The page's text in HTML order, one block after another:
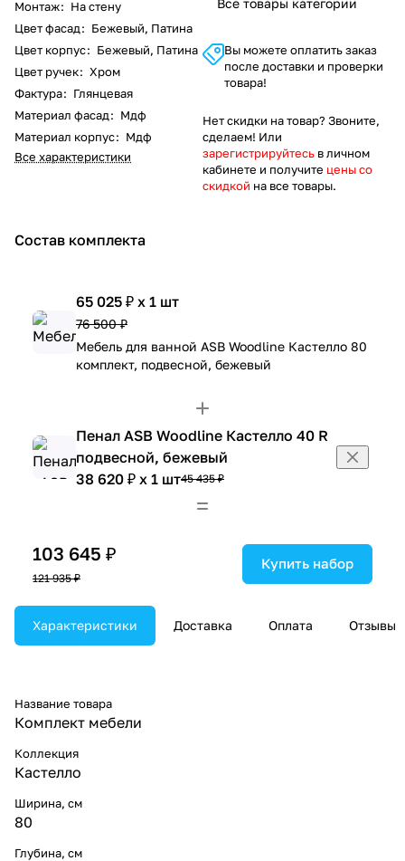
Монтаж: На стену
Цвет фасад: Бежевый, Патина
Цвет корпус: Бежевый, Патина
Цвет ручек: Хром
Фактура: Глянцевая
Материал фасад: Мдф
Материал корпус: Мдф
Все характеристики
Вы можете оплатить заказ
после доставки и проверки
товара!
Нет скидки на товар? Звоните,
сделаем! Или
зарегистрируйтесь в личном
кабинете и получите цены со
скидкой на все товары.
Состав комплекта
65 025 ₽ x 1 шт
76 500 ₽
Мебель для ванной ASB Woodline Кастелло 80
комплект, подвесной, бежевый
Пенал ASB Woodline Кастелло 40 R
подвесной, бежевый
38 620 ₽ x 1 шт45 435 ₽
103 645 ₽
121 935 ₽
Купить набор
Характеристики Доставка Оплата Отзывы
Название товара
Комплект мебели
Коллекция
Кастелло
Ширина, см
80
Глубина, см